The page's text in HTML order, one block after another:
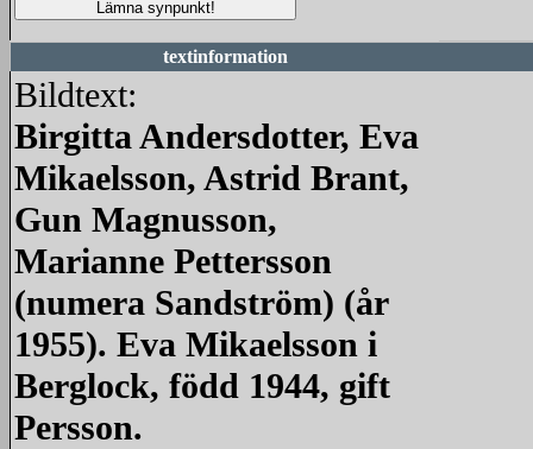
textinformation
Bildtext:
Birgitta Andersdotter, Eva
Mikaelsson, Astrid Brant,
Gun Magnusson,
Marianne Pettersson
(numera Sandström) (år
1955). Eva Mikaelsson i
Berglock, född 1944, gift
Persson.